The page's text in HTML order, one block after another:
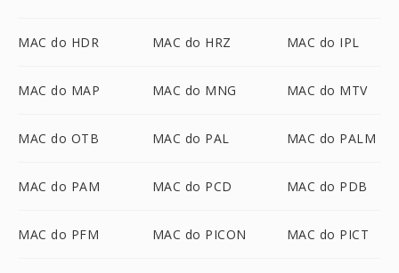
MAC do HDR MAC do HRZ MAC do IPL
MAC do MAP MAC do MNG MAC do MTV
MAC do OTB MAC do PAL MAC do PALM
MAC do PAM MAC do PCD MAC do PDB
MAC do PFM MAC do PICON MAC do PICT